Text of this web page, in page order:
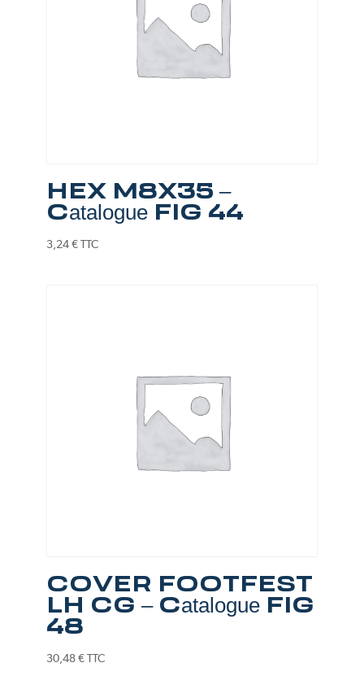
HEX M8X35 –
Catalogue FIG 44
3,24€ TTC
COVER FOOTFEST
LH CG – Catalogue FIG
48
30,48€ TTC